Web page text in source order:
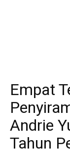
Empat
Andrie
Tahun